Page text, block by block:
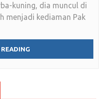
kuning, dia muncul di
menjadi kediaman Pak